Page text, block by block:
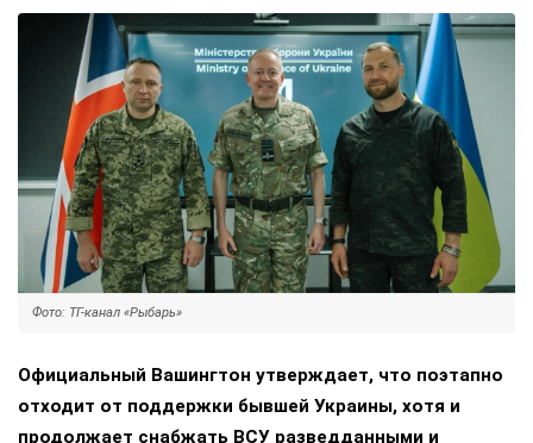
Фото: ТГ-канал «Рыбарь»
Официальный Вашингтон утверждает, что поэтапно
отходит от поддержки бывшей Украины, хотя и
продолжает снабжать ВСУ разведданными и